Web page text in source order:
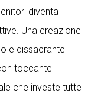
diventa
Una creazione
e dissacrante
toccante
che investe tutte